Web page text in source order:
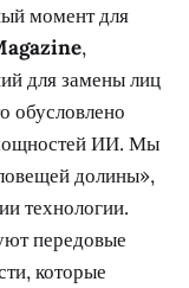
момент для
,
для замены лиц
обусловлено
ИИ. Мы
долины»,
технологии.
передовые
которые